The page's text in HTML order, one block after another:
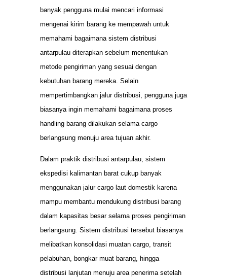
banyak pengguna mulai mencari informasi
mengenai kirim barang ke mempawah untuk
memahami bagaimana sistem distribusi
antarpulau diterapkan sebelum menentukan
metode pengiriman yang sesuai dengan
kebutuhan barang mereka. Selain
mempertimbangkan jalur distribusi, pengguna juga
biasanya ingin memahami bagaimana proses
handling barang dilakukan selama cargo
berlangsung menuju area tujuan akhir.
Dalam praktik distribusi antarpulau, sistem
ekspedisi kalimantan barat cukup banyak
menggunakan jalur cargo laut domestik karena
mampu membantu mendukung distribusi barang
dalam kapasitas besar selama proses pengiriman
berlangsung. Sistem distribusi tersebut biasanya
melibatkan konsolidasi muatan cargo, transit
pelabuhan, bongkar muat barang, hingga
distribusi lanjutan menuju area penerima setelah